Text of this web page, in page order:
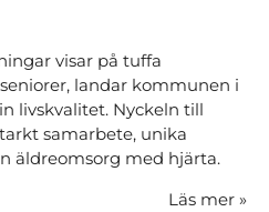
visar på tuffa
landar kommunen i
livskvalitet. Nyckeln till
samarbete, unika
äldreomsorg med hjärta.
Läs mer »